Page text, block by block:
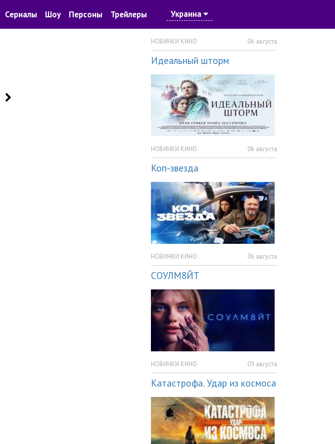
Сериалы Шоу Персоны Трейлеры Украина
НОВИНКИ КИНО 06 августа
Идеальный шторм
НОВИНКИ КИНО 06 августа
Коп-звезда
НОВИНКИ КИНО 06 августа
СОУЛМ8ЙТ
НОВИНКИ КИНО 05 августа
Катастрофа. Удар из космоса